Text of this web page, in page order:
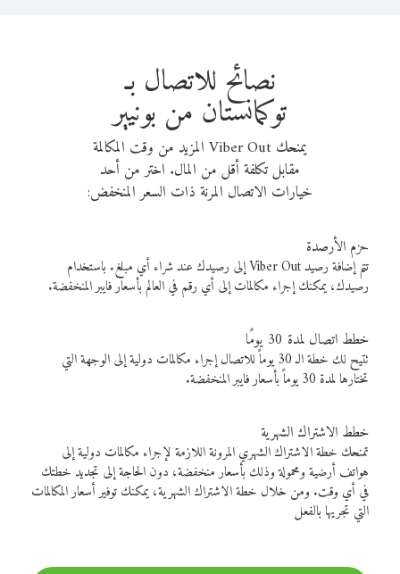
نصائح للاتصال بـ
توكمانستان من بونيير
يمنحك Viber Out المزيد من وقت المكالمة
مقابل تكلفة أقل من المال. اختر من أحد
خيارات الاتصال المرنة ذات السعر المنخفض:
حزم الأرصدة
تتم إضافة رصيد Viber Out إلى رصيدك عند شراء أي مبلغ. باستخدام
رصيدك، يمكنك إجراء مكالمات إلى أي رقم في العالم بأسعار فايبر المنخفضة.
خطط اتصال لمدة 30 يومًا
تتيح لك خطة الـ 30 يوماً للاتصال إجراء مكالمات دولية إلى الوجهة التي
تختارها لمدة 30 يوماً بأسعار فايبر المنخفضة.
خطط الاشتراك الشهرية
تمنحك خطة الاشتراك الشهري المرونة اللازمة لإجراء مكالمات دولية إلى
هواتف أرضية ومحمولة وذلك بأسعار منخفضة، دون الحاجة إلى تجديد خطتك
في أي وقت. ومن خلال خطة الاشتراك الشهرية، يمكنك توفير أسعار المكالمات
التي تجريها بالفعل